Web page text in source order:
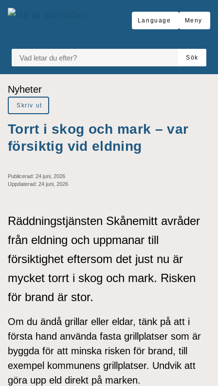
Gå till innehåll
Language Meny
VAD LETAR DU EFTER?
Sök
Du är här:
Nyheter
Skriv ut
Torrt i skog och mark – var
försiktig vid eldning
Publicerad: 24 juni, 2026
Uppdaterad: 24 juni, 2026
Räddningstjänsten Skånemitt avråder
från eldning och uppmanar till
försiktighet eftersom det just nu är
mycket torrt i skog och mark. Risken
för brand är stor.
Om du ändå grillar eller eldar, tänk på att i
första hand använda fasta grillplatser som är
byggda för att minska risken för brand, till
exempel kommunens grillplatser. Undvik att
göra upp eld direkt på marken.